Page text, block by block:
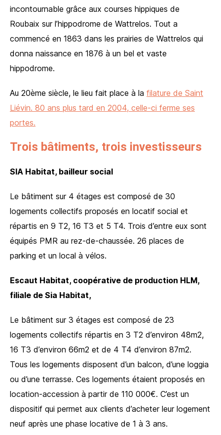
incontournable grâce aux courses hippiques de
Roubaix sur l’hippodrome de Wattrelos. Tout a
commencé en 1863 dans les prairies de Wattrelos qui
donna naissance en 1876 à un bel et vaste
hippodrome.
Au 20ème siècle, le lieu fait place à la filature de Saint
Liévin. 80 ans plus tard en 2004, celle-ci ferme ses
portes.
Trois bâtiments, trois investisseurs
SIA Habitat, bailleur social
Le bâtiment sur 4 étages est composé de 30
logements collectifs proposés en locatif social et
répartis en 9 T2, 16 T3 et 5 T4. Trois d’entre eux sont
équipés PMR au rez-de-chaussée. 26 places de
parking et un local à vélos.
Escaut Habitat, coopérative de production HLM,
filiale de Sia Habitat,
Le bâtiment sur 3 étages est composé de 23
logements collectifs répartis en 3 T2 d’environ 48m2,
16 T3 d’environ 66m2 et de 4 T4 d’environ 87m2.
Tous les logements disposent d’un balcon, d’une loggia
ou d’une terrasse. Ces logements étaient proposés en
location-accession à partir de 110 000€. C’est un
dispositif qui permet aux clients d’acheter leur logement
neuf après une phase locative de 1 à 3 ans.